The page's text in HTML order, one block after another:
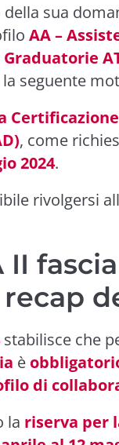
sua
AA –
Graduatorie
la seguente
, come
2024.
rivolgersi
stabilisce che
è
di
la riserva per